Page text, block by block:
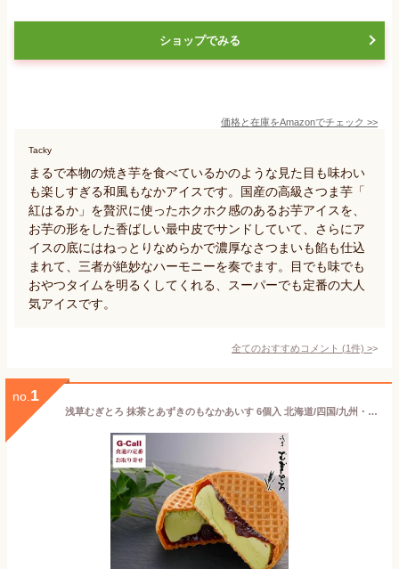
ショップでみる
価格と在庫をAmazonでチェック >>
Tacky
まるで本物の焼き芋を食べているかのような見た目も味わい
も楽しすぎる和風もなかアイスです。国産の高級さつま芋「
紅はるか」を贅沢に使ったホクホク感のあるお芋アイスを、
お芋の形をした香ばしい最中皮でサンドしていて、さらにア
イスの底にはねっとりなめらかで濃厚なさつまいも餡も仕込
まれて、三者が絶妙なハーモニーを奏でます。目でも味でも
おやつタイムを明るくしてくれる、スーパーでも定番の大人
気アイスです。
全てのおすすめコメント (1件) >
no. 1
浅草むぎとろ 抹茶とあずきのもなかあいす 6個入 北海道/四国/九州・沖縄送料別 もなか モナカ 最中 アイスクリーム 和菓子 スイーツ ギフト 小豆 つぶあん